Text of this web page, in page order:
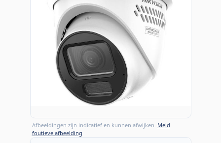
Afbeeldingen zijn indicatief en kunnen afwijken. Meld
foutieve afbeelding